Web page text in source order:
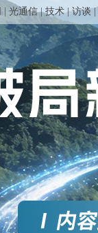
光通信|技术|访谈|